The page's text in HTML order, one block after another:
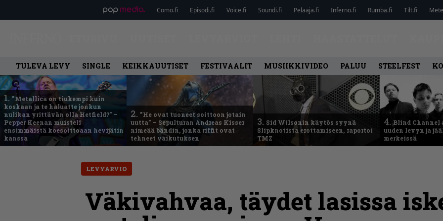
Como.fi Episodi.fi Voice.fi Soundi.fi Pelaaja.fi Inferno.fi Rumba.fi Tilt.fi
TULEVA LEVY SINGLE KEIKKAUUTISET FESTIVAALIT MUSIIKKIVIDEO PALUU STEELFEST
1. ”Metallica on tiukempi kuin
koskaan ja te haluatte jonkun
nulikan yrittävän olla Hetfield?” –
Pepper Keenan muisteli
ensimmäistä koesoittoaan hevijätin
kanssa
2. ”He ovat tuoneet soittoon jotain
uutta” – Sepulturan Andreas Kisser
nimeää bändin, jonka riffit ovat
tehneet vaikutuksen
3. Sid Wilsonin käytös syynä
Slipknotista erottamiseen, raportoi
TMZ
4.Blind
uuden levyn ja
merkeissä
LEVYARVIO
Väkivahvaa, täydet lasissa